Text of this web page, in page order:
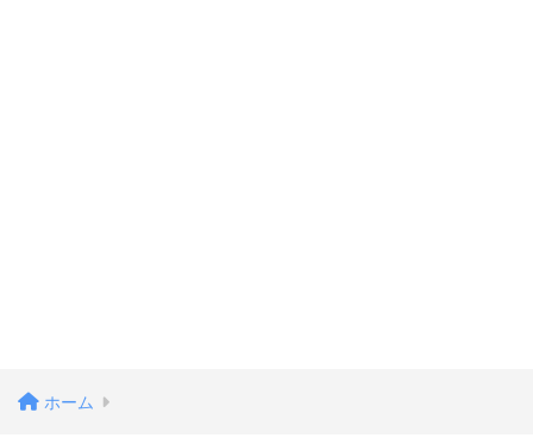
ホーム